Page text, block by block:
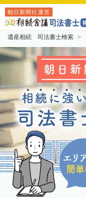
朝日新聞社運営
遺産相続 司法書士検索